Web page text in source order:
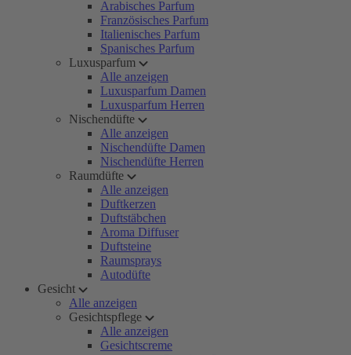
Arabisches Parfum
Französisches Parfum
Italienisches Parfum
Spanisches Parfum
Luxusparfum
Alle anzeigen
Luxusparfum Damen
Luxusparfum Herren
Nischendüfte
Alle anzeigen
Nischendüfte Damen
Nischendüfte Herren
Raumdüfte
Alle anzeigen
Duftkerzen
Duftstäbchen
Aroma Diffuser
Duftsteine
Raumsprays
Autodüfte
Gesicht
Alle anzeigen
Gesichtspflege
Alle anzeigen
Gesichtscreme